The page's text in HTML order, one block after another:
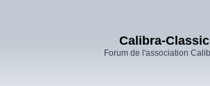
Calibra-
Forum de l'association